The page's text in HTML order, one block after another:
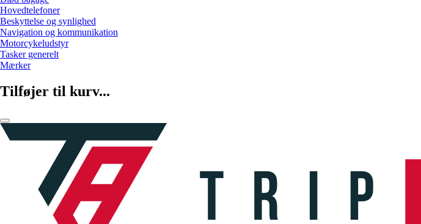
Hovedtelefoner
Beskyttelse og synlighed
Navigation og kommunikation
Motorcykeludstyr
Tasker generelt
Mærker
Tilføjer til kurv...